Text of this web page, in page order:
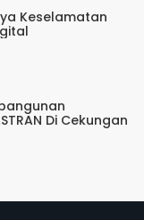
Keselamatan
Di Cekungan